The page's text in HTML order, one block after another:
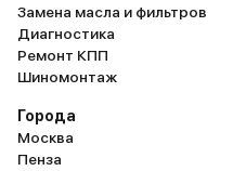
Замена масла и фильтров
Диагностика
Ремонт КПП
Шиномонтаж
Города
Москва
Пенза